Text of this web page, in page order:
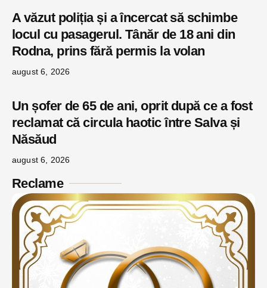
A văzut poliția și a încercat să schimbe
locul cu pasagerul. Tânăr de 18 ani din
Rodna, prins fără permis la volan
august 6, 2026
Un șofer de 65 de ani, oprit după ce a fost
reclamat că circula haotic între Salva și
Năsăud
august 6, 2026
Reclame